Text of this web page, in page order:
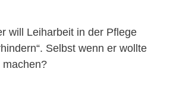
will Leiharbeit in der Pflege
Selbst wenn er wollte
machen?